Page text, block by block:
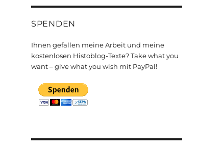
SPENDEN
Ihnen gefallen meine Arbeit und meine
kostenlosen Histoblog-Texte? Take what you
want – give what you wish mit PayPal!